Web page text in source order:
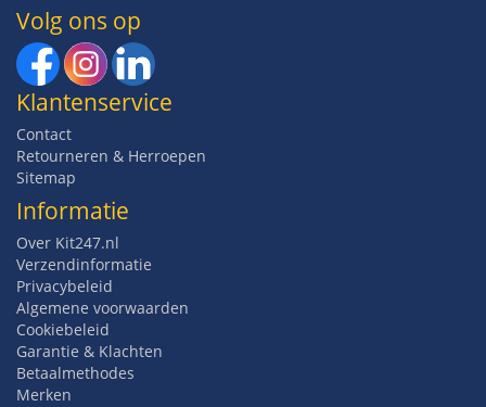
Volg ons op
Klantenservice
Contact
Retourneren & Herroepen
Sitemap
Informatie
Over Kit247.nl
Verzendinformatie
Privacybeleid
Algemene voorwaarden
Cookiebeleid
Garantie & Klachten
Betaalmethodes
Merken